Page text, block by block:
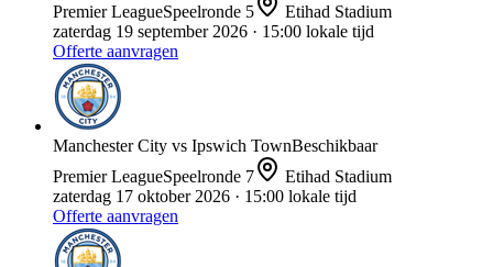
Premier LeagueSpeelronde 5
Etihad Stadium
zaterdag 19 september 2026 · 15:00 lokale tijd
Offerte aanvragen
Manchester City vs Ipswich TownBeschikbaar
Premier LeagueSpeelronde 7
Etihad Stadium
zaterdag 17 oktober 2026 · 15:00 lokale tijd
Offerte aanvragen